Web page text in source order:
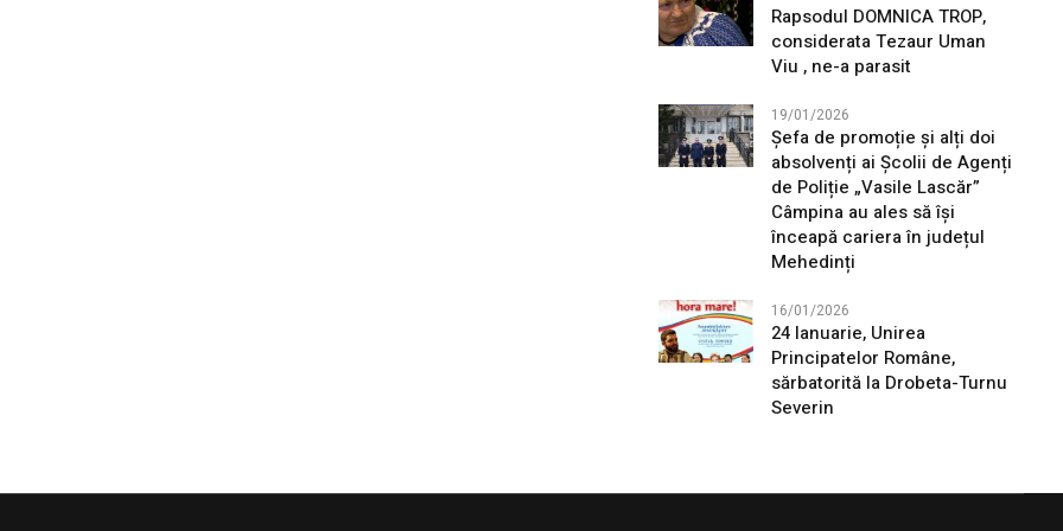
Rapsodul DOMNICA TROP,
considerata Tezaur Uman
Viu , ne-a parasit
19/01/2026
Șefa de promoție și alți doi
absolvenți ai Școlii de Agenți
de Poliție „Vasile Lascăr”
Câmpina au ales să își
înceapă cariera în județul
Mehedinți
16/01/2026
24 Ianuarie, Unirea
Principatelor Române,
sărbatorită la Drobeta-Turnu
Severin